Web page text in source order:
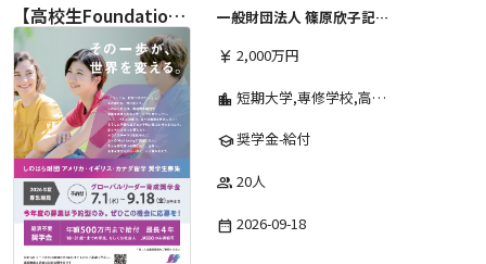
【高校生Foundation Course 】2026年度 しのはら財団 アメリカ・イギリス・カナダ英語留学奨学金
一般財団法人 篠原欣子記念財団 (海外留学奨学金グループ)
currency_yen 2,000万円
location_city 短期大学,専修学校,高等専門学校,その他,高等学校,大学院,大学
school奨学金-給付
group 20人
date_range 2026-09-18